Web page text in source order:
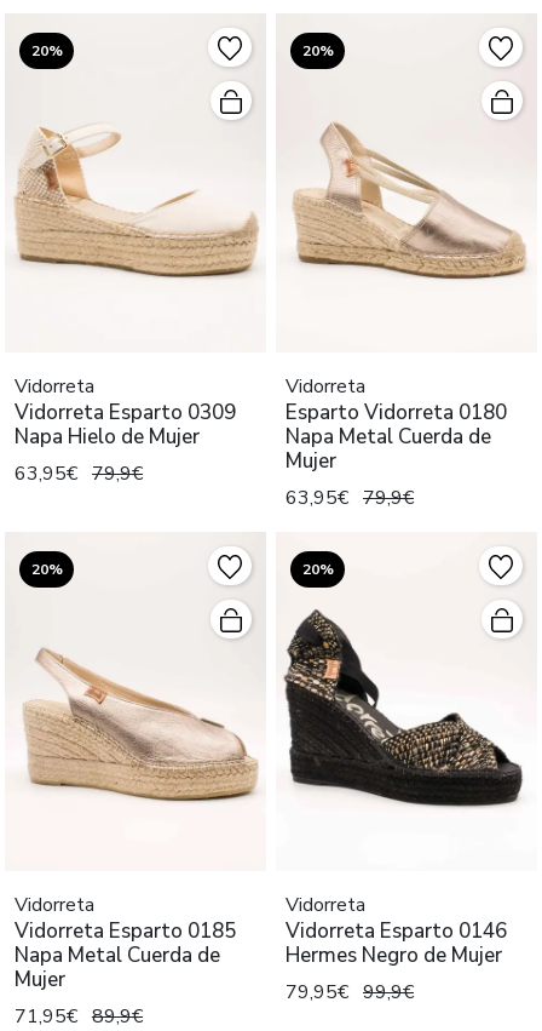
20%
Vidorreta
Vidorreta Esparto 0309
Napa Hielo de Mujer
63,95€ 79,9€
20%
Vidorreta
Esparto Vidorreta 0180
Napa Metal Cuerda de
Mujer
63,95€ 79,9€
20%
Vidorreta
Vidorreta Esparto 0185
Napa Metal Cuerda de
Mujer
71,95€ 89,9€
20%
Vidorreta
Vidorreta Esparto 0146
Hermes Negro de Mujer
79,95€ 99,9€